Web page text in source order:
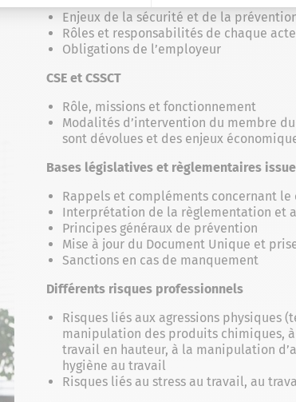
Enjeux de la sécurité et de la
Rôles et responsabilités de chaque
Obligations de l’employeur
CSE et CSSCT
Rôle, missions et fonctionnement
Modalités d’intervention du membre
sont dévolues et des enjeux
Bases législatives et règlementaires
Rappels et compléments concernant
Interprétation de la règlementation et
Principes généraux de prévention
Mise à jour du Document Unique et
Sanctions en cas de manquement
Différents risques professionnels
Risques liés aux agressions physiques
manipulation des produits chimiques,
travail en hauteur, à la manipulation
hygiène au travail
Risques liés au stress au travail, au